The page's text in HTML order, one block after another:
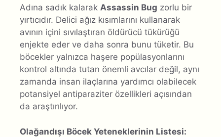
Adına sadık kalarak Assassin Bug zorlu bir
yırtıcıdır. Delici ağız kısımlarını kullanarak
avının içini sıvılaştıran öldürücü tükürüğü
enjekte eder ve daha sonra bunu tüketir. Bu
böcekler yalnızca haşere popülasyonlarını
kontrol altında tutan önemli avcılar değil, aynı
zamanda insan ilaçlarına yardımcı olabilecek
potansiyel antiparaziter özellikleri açısından
da araştırılıyor.
Olağandışı Böcek Yeteneklerinin Listesi: